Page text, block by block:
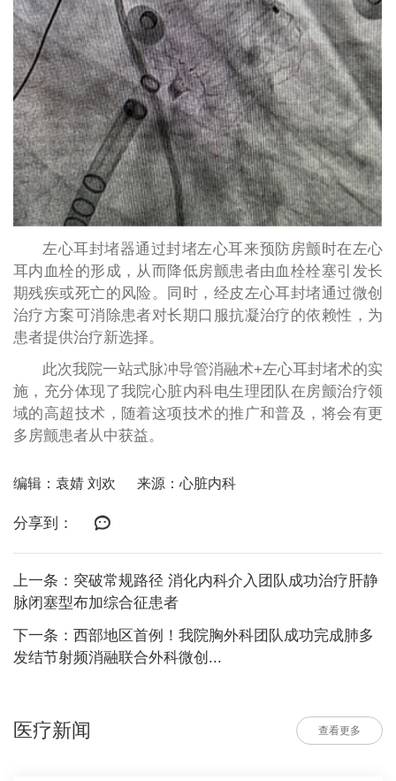
左心耳封堵器通过封堵左心耳来预防房颤时在左心
耳内血栓的形成，从而降低房颤患者由血栓栓塞引发长
期残疾或死亡的风险。同时，经皮左心耳封堵通过微创
治疗方案可消除患者对长期口服抗凝治疗的依赖性，为
患者提供治疗新选择。
此次我院一站式脉冲导管消融术+左心耳封堵术的实
施，充分体现了我院心脏内科电生理团队在房颤治疗领
域的高超技术，随着这项技术的推广和普及，将会有更
多房颤患者从中获益。
编辑：袁婧 刘欢 来源：心脏内科
分享到：
上一条：突破常规路径 消化内科介入团队成功治疗肝静
脉闭塞型布加综合征患者
下一条：西部地区首例！我院胸外科团队成功完成肺多
发结节射频消融联合外科微创...
医疗新闻 查看更多